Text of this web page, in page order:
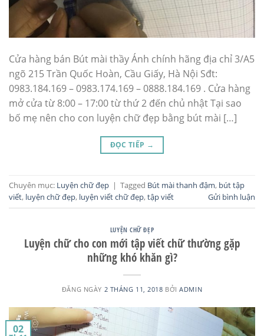
Cửa hàng bán Bút mài thầy Ánh chính hãng địa chỉ 3/A5
ngõ 215 Trần Quốc Hoàn, Cầu Giấy, Hà Nội Sđt:
0983.184.169 – 0983.174.169 – 0888.184.169 . Cửa hàng
mở cửa từ 8:00 – 17:00 từ thứ 2 đến chủ nhật Tại sao
bố mẹ nên cho con luyện chữ đẹp bằng bút mài […]
ĐỌC TIẾP →
Chuyên mục: Luyện chữ đẹp | Tagged Bút mài thanh đậm, bút tập
viết, luyện chữ đẹp, luyện viết chữ đẹp,tập viết Gửi bình luận
LUYỆN CHỮ ĐẸP
Luyện chữ cho con mới tập viết chữ thường gặp
những khó khăn gì?
ĐĂNG NGÀY 2 THÁNG 11, 2018 BỞIADMIN
02